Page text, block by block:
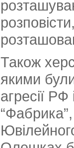
Також
якими
агресії РФ
“Фабрика”,